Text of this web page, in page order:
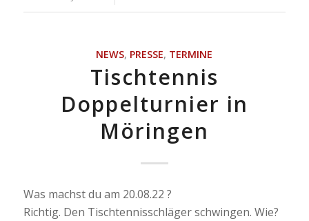
NEWS, PRESSE, TERMINE
Tischtennis
Doppelturnier in
Möringen
Was machst du am 20.08.22 ?
Richtig. Den Tischtennisschläger schwingen. Wie?